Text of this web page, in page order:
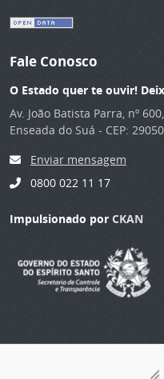
Fale Conosco
O Estado quer te ouvir!
Av. João Batista Parra, nº
Enseada do Suá - CEP:
Enviar mensagem
0800 022 11 17
Impulsionado por CKAN